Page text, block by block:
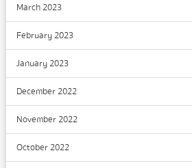
March 2023
February 2023
January 2023
December 2022
November 2022
October 2022